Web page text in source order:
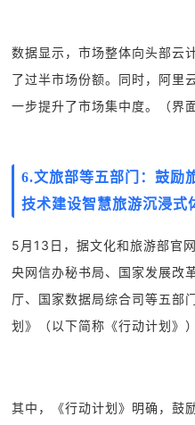
数据显示，市场整体向头部云
了过半市场份额。同时，阿里
一步提升了市场集中度。（界
6.文旅部等五部门：鼓励
技术建设智慧旅游沉浸式
5月13日，据文化和旅游部官
央网信办秘书局、国家发展改
厅、国家数据局综合司等五部
划》（以下简称《行动计划》
其中，《行动计划》明确，鼓